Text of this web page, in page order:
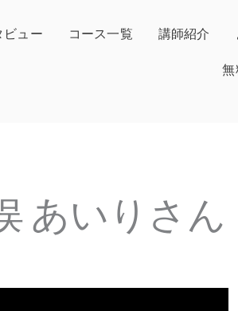
ビュー コース一覧 講師紹介
無
あいりさん